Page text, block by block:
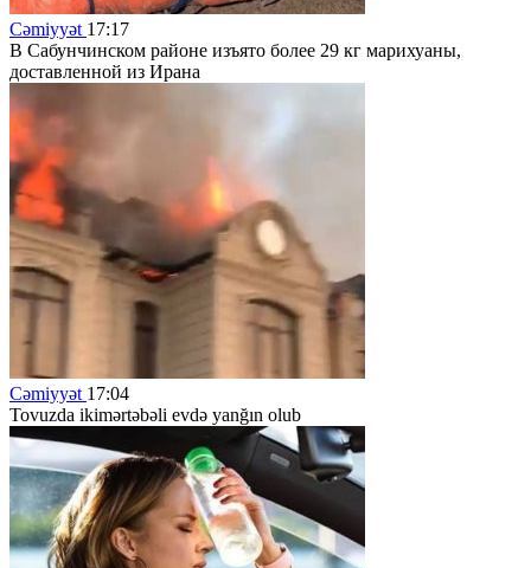
Cəmiyyət 17:17
В Сабунчинском районе изъято более 29 кг марихуаны,
доставленной из Ирана
Cəmiyyət 17:04
Tovuzda ikimərtəbəli evdə yanğın olub